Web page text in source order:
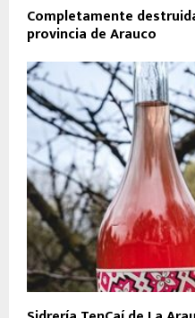
Completamente
provincia de Arauco